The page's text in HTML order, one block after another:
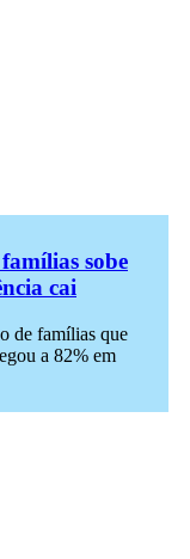
sobe
cai
de famílias que
a 82% em